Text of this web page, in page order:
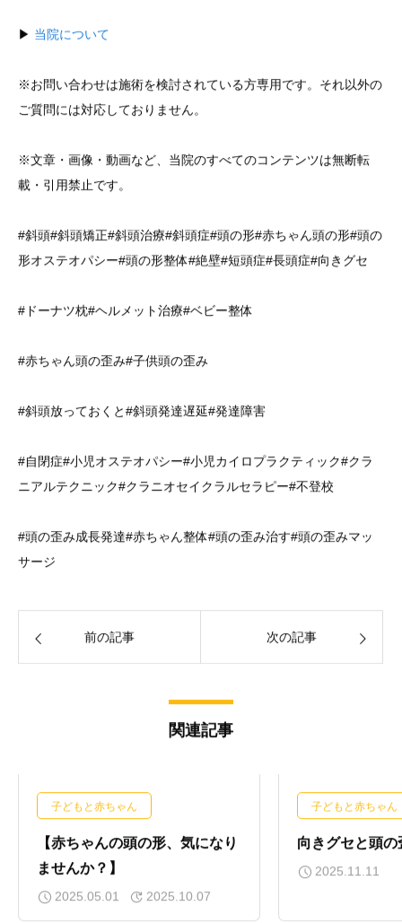
▶︎ 当院について
※お問い合わせは施術を検討されている方専用です。それ以外の
ご質問には対応しておりません。
※文章・画像・動画など、当院のすべてのコンテンツは無断転
載・引用禁止です。
#斜頭#斜頭矯正#斜頭治療#斜頭症#頭の形#赤ちゃん頭の形#頭の
形オステオパシー#頭の形整体#絶壁#短頭症#長頭症#向きグセ
#ドーナツ枕#ヘルメット治療#ベビー整体
#赤ちゃん頭の歪み#子供頭の歪み
#斜頭放っておくと#斜頭発達遅延#発達障害
#自閉症#小児オステオパシー#小児カイロプラクティック#クラ
ニアルテクニック#クラニオセイクラルセラピー#不登校
#頭の歪み成長発達#赤ちゃん整体#頭の歪み治す#頭の歪みマッ
サージ
前の記事 次の記事
関連記事
子どもと赤ちゃん
【赤ちゃんの頭の形、気になり
ませんか？】
2025.05.01 2025.10.07
子どもと赤ちゃん
向きグセと頭の
2025.11.11